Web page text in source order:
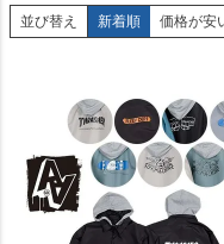
並び替え 新着順 価格が安